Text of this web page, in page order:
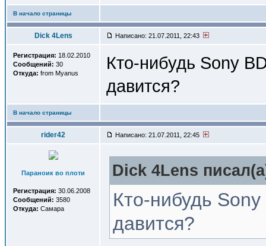
В начало страницы
Dick 4Lens Написано: 21.07.2011, 22:43
Регистрация: 18.02.2010
Сообщений: 30
Откуда: from Myanus
Кто-нибудь Sony
давится?
В начало страницы
rider42 Написано: 21.07.2011, 22:45
Параноик во плоти
Регистрация: 30.06.2008
Сообщений: 3580
Откуда: Самара
Dick 4Lens
Кто-нибудь
давится?